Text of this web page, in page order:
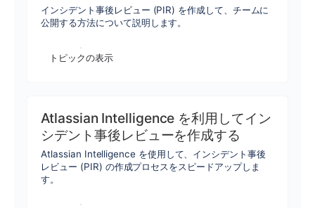
インシデント事後レビュー (PIR) を作成して、チームに
公開する方法について説明します。
トピックの表示
Atlassian Intelligence を利用してイン
シデント事後レビューを作成する
Atlassian Intelligence を使用して、インシデント事後
レビュー (PIR) の作成プロセスをスピードアップしま
す。